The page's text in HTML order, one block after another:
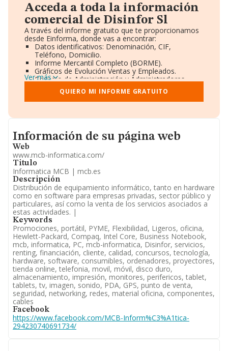
Acceda a toda la información
comercial de Disinfor Sl
A través del informe gratuito que te proporcionamos
desde Einforma, donde vas a encontrar:
Datos identificativos: Denominación, CIF,
Teléfono, Domicilio.
Informe Mercantil Completo (BORME).
Gráficos de Evolución Ventas y Empleados.
Consejo de Administración y Administradores.
Directivos y Ejecutivos.
Accionistas.
Participaciones y Vinculaciones en otras empresas.
Información oficial y registral complementaria.
Ver más
QUIERO MI INFORME GRATUITO
Informacion de su página web
Información de su página web
Web
www.mcb-informatica.com/
Titulo
Informatica MCB | mcb.es
Descripción
Distribución de equipamiento informático, tanto en hardware
como en software para empresas privadas, sector público y
particulares, así como la venta de los servicios asociados a
estas actividades. |
Keywords
Promociones, portátil, PYME, Flexibilidad, Ligeros, oficina,
Hewlett-Packard, Compaq, Intel Core, Business Notebook,
mcb, informatica, PC, mcb-informatica, Disinfor, servicios,
renting, financiación, cliente, calidad, concursos, tecnología,
hardware, software, consumibles, ordenadores, proyectores,
tienda online, telefonia, movil, móvil, disco duro,
almacenamiento, impresión, monitores, perifericos, tablet,
tablets, tv, imagen, sonido, PDA, GPS, punto de venta,
seguridad, networking, redes, material oficina, componentes,
cables
Facebook
https://www.facebook.com/MCB-Inform%C3%A1tica-
294230740691734/